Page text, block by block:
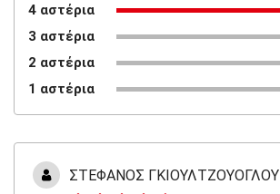
4 αστέρια
3 αστέρια
2 αστέρια
1 αστέρια
ΣΤΕΦΑΝΟΣ ΓΚΙΟΥΛΤΖΟΥΟΓΛΟΥ